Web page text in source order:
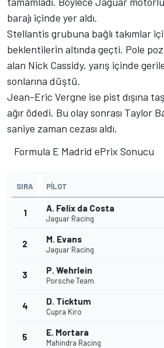
barajı içinde yer aldı.
Stellantis grubuna bağlı takımlar
beklentilerin altında geçti. Pole
alan Nick Cassidy, yarış içinde
sonlarına düştü.
Jean-Eric Vergne ise pist dışına
ağır ödedi. Bu olay sonrası Taylor
saniye zaman cezası aldı.
Formula E Madrid ePrix Sonucu
SIRA PILOT
1 A. Felix da Costa
Jaguar Racing
2 M. Evans
Jaguar Racing
3 P. Wehrlein
Porsche Team
4 D. Ticktum
Cupra Kiro
5 E. Mortara
Mahindra Racing